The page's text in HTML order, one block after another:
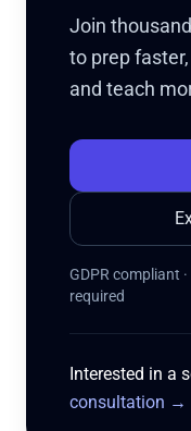
Join
to prep
and teach
GDPR compliant
required
Interested in a
consultation →